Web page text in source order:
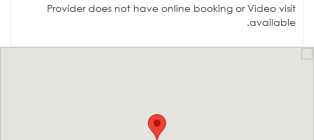
Provider does not have online booking or Video visit
available.